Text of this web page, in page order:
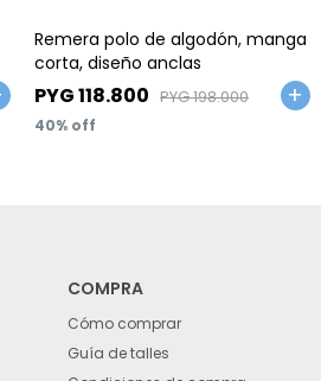
Remera polo de algodón, manga
corta, diseño anclas
PYG118.800 PYG198.000
40
COMPRA
Cómo comprar
Guía de talles